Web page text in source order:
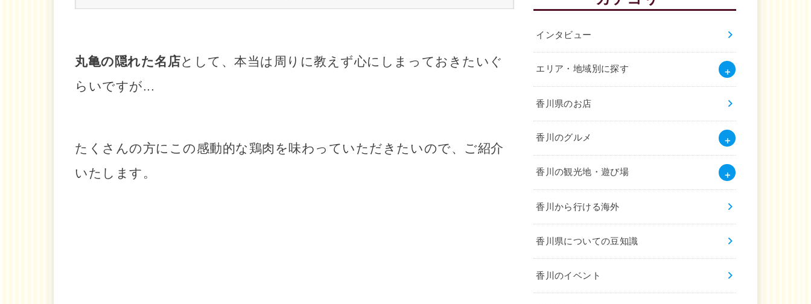
丸亀の隠れた名店として、本当は周りに教えず心にしまっておきたいぐ
らいですが...
たくさんの方にこの感動的な鶏肉を味わっていただきたいので、ご紹介
いたします。
インタビュー
エリア・地域別に探す
香川県のお店
香川のグルメ
香川の観光地・遊び場
香川から行ける海外
香川県についての豆知識
香川のイベント